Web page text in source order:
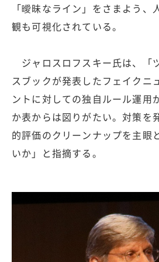
「曖昧なライン」をさまよう、
観も可視化されている。
ジャロスロフスキー氏は、「
スブックが発表したフェイクニ
ントに対しての独自ルール運用
か表からは図りがたい。対策を
的評価のクリーンナップを主眼
いか」と指摘する。